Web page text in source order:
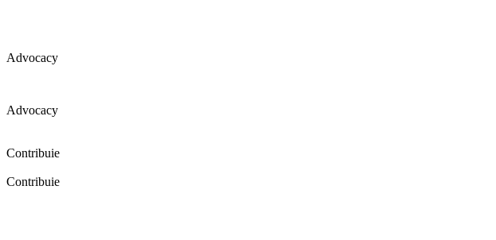
Advocacy
Advocacy
Contribuie
Contribuie